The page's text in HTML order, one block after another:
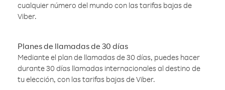
cualquier número del mundo con las tarifas bajas de
Viber.
Planes de llamadas de 30 días
Mediante el plan de llamadas de 30 días, puedes hacer
durante 30 días llamadas internacionales al destino de
tu elección, con las tarifas bajas de Viber.